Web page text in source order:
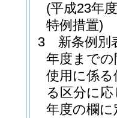
(平成23年
特例措置)
3
新条例別
年度まで
使用に係
る区分に
年度の欄